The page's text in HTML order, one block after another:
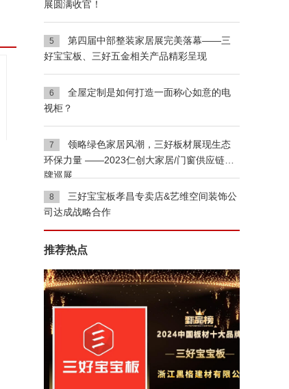
展圆满收官！
5
第四届中部整装家居展完美落幕——三
好宝宝板、三好五金相关产品精彩呈现
6
全屋定制是如何打造一面称心如意的电
视柜？
7
领略绿色家居风潮，三好板材展现生态
环保力量 ——2023仁创大家居/门窗供应链品
牌巡展
8
三好宝宝板孝昌专卖店&艺维空间装饰公
司达成战略合作
推荐热点